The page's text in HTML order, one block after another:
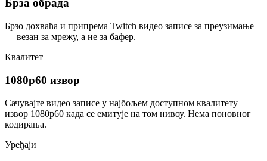
Брза обрада
Брзо дохваћа и припрема Twitch видео записе за преузимање
— везан за мрежу, а не за бафер.
Квалитет
1080p60 извор
Сачувајте видео записе у најбољем доступном квалитету —
извор 1080p60 када се емитује на том нивоу. Нема поновног
кодирања.
Уређаји